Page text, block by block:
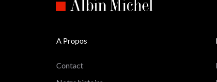
A Propos
Contact